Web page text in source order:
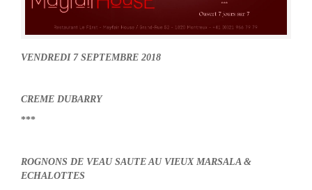
VENDREDI 7 SEPTEMBRE 2018
CREME DUBARRY
***
ROGNONS DE VEAU SAUTE AU VIEUX MARSALA &
ECHALOTTES